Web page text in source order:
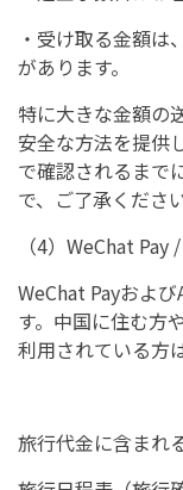
・受け取る金額
があります。
特に大きな金額の
安全な方法を提供
で確認されるまで
で、ご了承ください
（4）WeChat Pay
WeChat Payおよ
す。中国に住む方
利用されている方
旅行代金に含まれ